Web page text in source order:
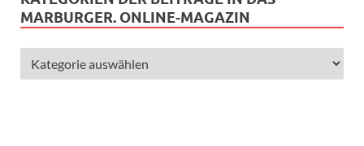
MARBURGER. ONLINE-MAGAZIN